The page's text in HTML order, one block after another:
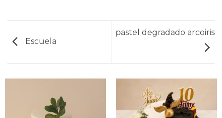
Escuela
pastel degradado arcoiris